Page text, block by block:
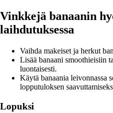
Vinkkejä banaanin
laihdutuksessa
Vaihda makeiset ja herkut
Lisää banaani smoothieisiin
luontaisesti.
Käytä banaania leivonnassa
lopputuloksen
Lopuksi